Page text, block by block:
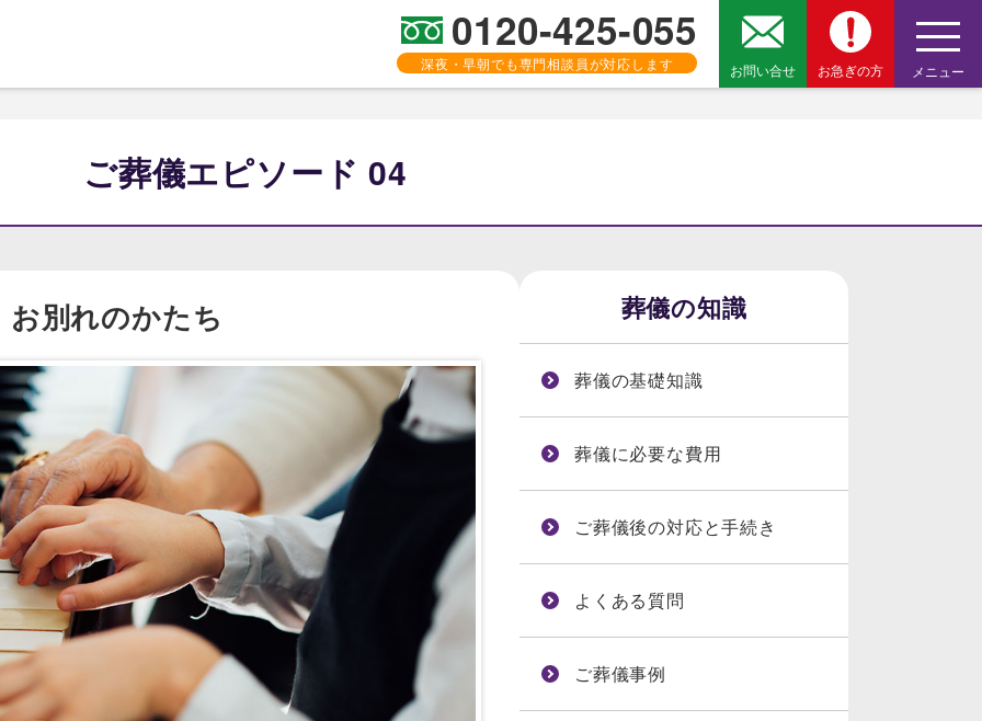
0120-425-055
深夜・早朝でも専門相談員が対応します お問い合せ お急ぎの方 メニュー
ご葬儀エピソード 04
お別れのかたち 葬儀の知識
葬儀の基礎知識
葬儀に必要な費用
ご葬儀後の対応と手続き
よくある質問
ご葬儀事例